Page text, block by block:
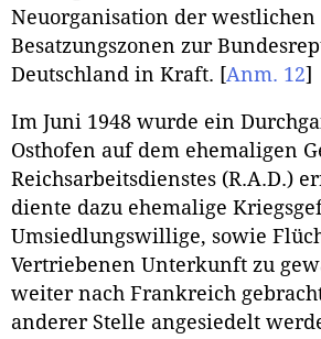
Neuorganisation der westlichen
Besatzungszonen zur
Deutschland in Kraft. [Anm. 12]
Im Juni 1948 wurde ein
Osthofen auf dem ehemaligen
Reichsarbeitsdienstes (R.A.D.)
diente dazu ehemalige
Umsiedlungswillige, sowie
Vertriebenen Unterkunft zu
weiter nach Frankreich
anderer Stelle angesiedelt